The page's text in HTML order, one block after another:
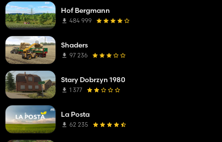
Hof Bergmann
484 999
Shaders
97 236
Stary Dobrzyn 1980
1 377
La Posta
62 235